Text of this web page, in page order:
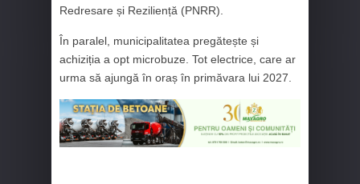
Redresare și Reziliență (PNRR).
În paralel, municipalitatea pregătește și
achiziția a opt microbuze. Tot electrice, care ar
urma să ajungă în oraș în primăvara lui 2027.